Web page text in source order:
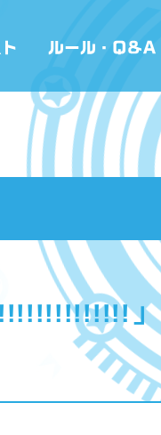
!!!!!!!!!!!!!!!」